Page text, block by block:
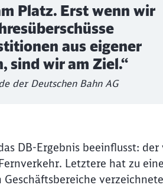
Platz. Erst wenn wir
aus eigener
sind wir am Ziel.“
der Deutschen Bahn AG
DB-Ergebnis beeinflusst: der
Letztere hat zu
Möchten Sie zu
Abbrechen